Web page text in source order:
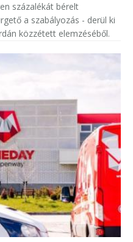
százalékát bérelt
a szabályozás - derül ki
közzétett elemzéséből.